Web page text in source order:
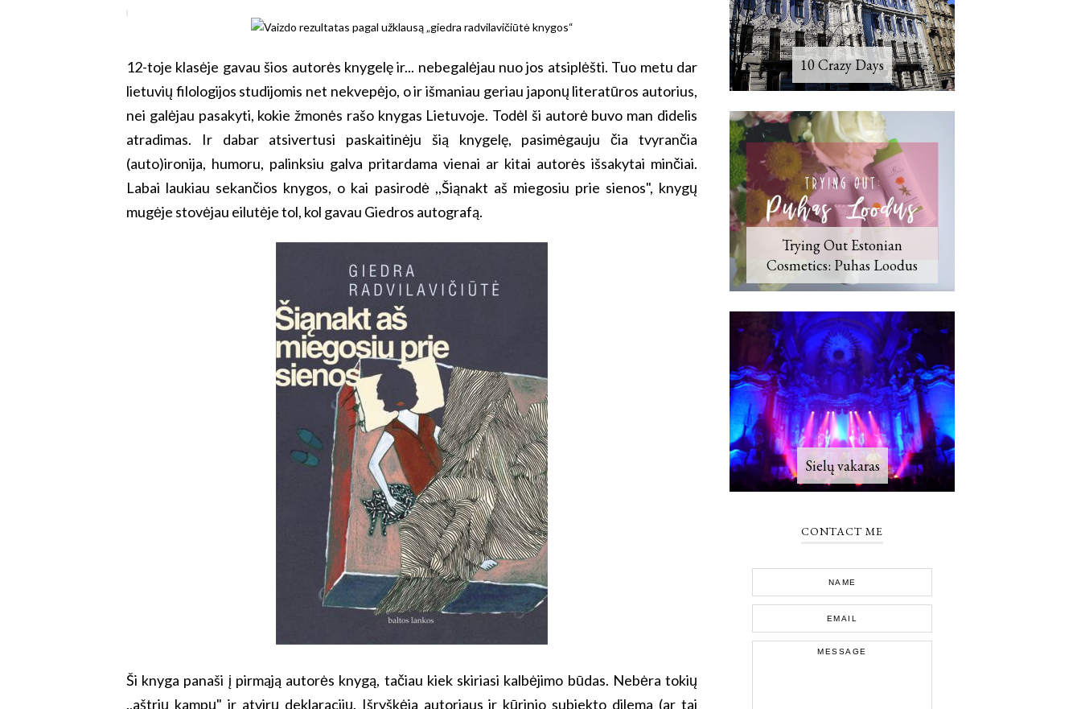
12-toje klasėje gavau šios autorės knygelę ir... nebegalėjau nuo jos atsiplėšti. Tuo metu dar
lietuvių filologijos studijomis net nekvepėjo, o ir išmaniau geriau japonų literatūros autorius,
nei galėjau pasakyti, kokie žmonės rašo knygas Lietuvoje. Todėl ši autorė buvo man didelis
atradimas. Ir dabar atsivertusi paskaitinėju šią knygelę, pasimėgauju čia tvyrančia
(auto)ironija, humoru, palinksiu galva pritardama vienai ar kitai autorės išsakytai minčiai.
Labai laukiau sekančios knygos, o kai pasirodė ,,Šiąnakt aš miegosiu prie sienos", knygų
mugėje stovėjau eilutėje tol, kol gavau Giedros autografą.
Ši knyga panaši į pirmąją autorės knygą, tačiau kiek skiriasi kalbėjimo būdas. Nebėra tokių
,,aštrių kampų" ir atvirų deklaracijų. Išryškėja autoriaus ir kūrinio subjekto dilema (ar tai
10 Crazy Days
Trying Out Estonian
Cosmetics: Puhas Loodus
Sielų vakaras
CONTACT ME